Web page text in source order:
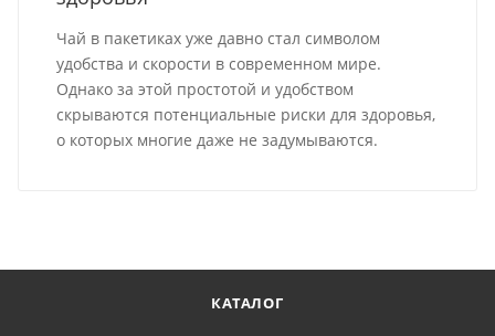
Чай в пакетиках уже давно стал символом
удобства и скорости в современном мире.
Однако за этой простотой и удобством
скрываются потенциальные риски для здоровья,
о которых многие даже не задумываются.
КАТАЛОГ